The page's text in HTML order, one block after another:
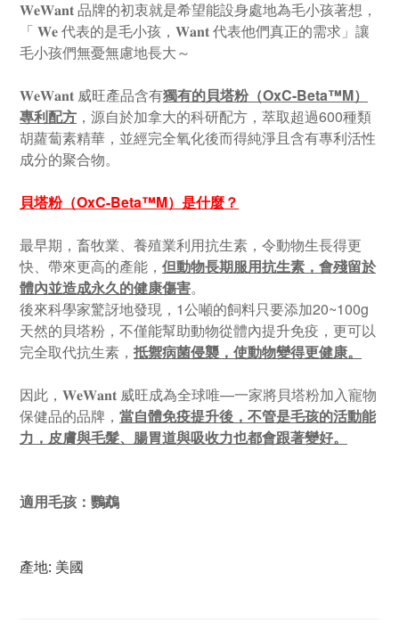
𝐖𝐞𝐖𝐚𝐧𝐭 品牌的初衷就是希望能設身處地為毛小孩著想，
「 𝐖𝐞 代表的是毛小孩，𝐖𝐚𝐧𝐭 代表他們真正的需求」讓
毛小孩們無憂無慮地長大～
𝐖𝐞𝐖𝐚𝐧𝐭 威旺產品含有獨有的貝塔粉（OxC-Beta™M）
專利配方 ，源自於加拿大的科研配方，萃取超過600種類
胡蘿蔔素精華，並經完全氧化後而得純淨且含有專利活性
成分的聚合物。
貝塔粉（OxC-Beta™M）是什麼？
最早期，畜牧業、養殖業利用抗生素，令動物生長得更
快、帶來更高的產能， 但動物長期服用抗生素，會殘留於
體內並造成永久的健康傷害。
後來科學家驚訝地發現，1公噸的飼料只要添加20~100g
天然的貝塔粉，不僅能幫助動物從體內提升免疫，更可以
完全取代抗生素， 抵禦病菌侵襲，使動物變得更健康。
因此，𝐖𝐞𝐖𝐚𝐧𝐭 威旺成為全球唯—一家將貝塔粉加入寵物
保健品的品牌， 當自體免疫提升後，不管是毛孩的活動能
力，皮膚與毛髮、腸胃道與吸收力也都會跟著變好。
適用毛孩：鸚鵡
產地: 美國